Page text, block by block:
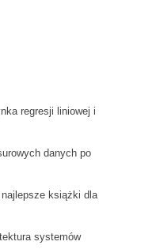
regresji liniowej i
danych po
książki dla
systemów